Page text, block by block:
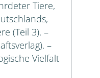
Tiere,
(Teil 3). –
–
Vielfalt